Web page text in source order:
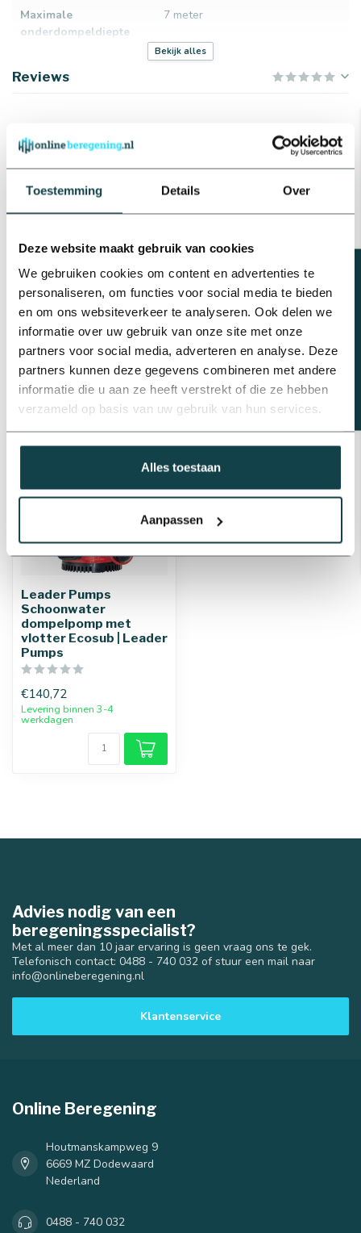
Toestemming Details Over
Deze website maakt gebruik van cookies
We gebruiken cookies om content en advertenties te
personaliseren, om functies voor social media te bieden
en om ons websiteverkeer te analyseren. Ook delen we
informatie over uw gebruik van onze site met onze
partners voor social media, adverteren en analyse. Deze
partners kunnen deze gegevens combineren met andere
informatie die u aan ze heeft verstrekt of die ze hebben
verzameld op basis van uw gebruik van hun services.
Alles toestaan
Aanpassen
Maximale
onderdompeldiepte
7 meter
Binnendraad + slangtule
Beveiliging Thermische beveiliging
Bekijk alles
Reviews
Gerelateerde producten
dompelpomp met vlotter
Ecovort 510A | Leader Pumps
Op voorraad
€244,53
Professioneel advies
Advies nodig van de beregeningsspecialist?
info@onlineberegening.nlof bel+31 488 -
740 032.
Recent bekeken
Leader Pumps
Schoonwater
dompelpomp met
vlotter Ecosub | Leader
Pumps
€140,72
Levering binnen 3-4
werkdagen
Advies nodig van een
beregeningsspecialist?
Met al meer dan 10 jaar ervaring is geen vraag ons te gek.
Telefonisch contact: 0488 - 740 032 of stuur een mail naar
info@onlineberegening.nl
Klantenservice
Online Beregening
Houtmanskampweg 9
6669 MZ Dodewaard
Nederland
0488 - 740 032
Beregeningsplan?